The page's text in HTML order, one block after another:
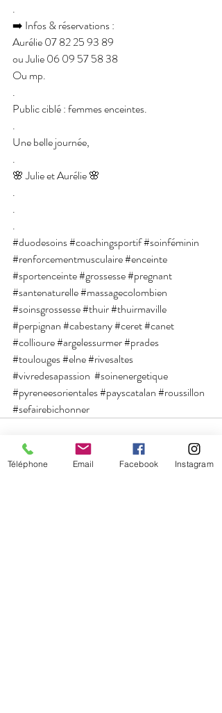
.
➡️ Infos & réservations :
Aurélie 07 82 25 93 89
ou Julie 06 09 57 58 38
Ou mp.
.
Public ciblé : femmes enceintes.
.
Une belle journée,
.
🌸 Julie et Aurélie 🌸
.
.
.
#duodesoins#coachingsportif#soinféminin
#renforcementmusculaire#enceinte
#sportenceinte#grossesse#pregnant
#santenaturelle#massagecolombien
#soinsgrossesse#thuir#thuirmaville
#perpignan#cabestany#ceret#canet
#collioure#argelessurmer#prades
#toulouges#elne#rivesaltes
#vivredesapassion #soinenergetique
#pyreneesorientales#payscatalan#roussillon
#sefairebichonner
Téléphone Email Facebook Instagram